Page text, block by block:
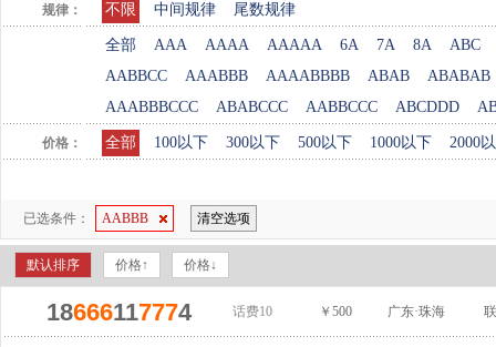
规律： 不限 中间规律 尾数规律
全部 AAA AAAA AAAAA 6A 7A 8A
ABC
AABBCC
AAABBB AAAABBBB ABAB
ABABAB
AAABBBCCC
ABABCCC AABBCCC ABCDDD
价格： 全部 100以下 300以下 500以下 1000以下 2000
已选条件： AABBB 清空选项
默认排序 价格↑ 价格↓
18666117774 话费10 ￥500 广东·珠海